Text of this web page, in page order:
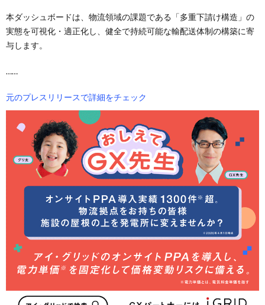
本ダッシュボードは、物流領域の課題である「多重下請け構造」の
実態を可視化・適正化し、健全で持続可能な輸配送体制の構築に寄
与します。
……
元のプレスリリースで詳細をチェック